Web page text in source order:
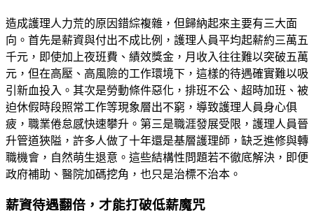
造成護理人力荒的原因錯綜複雜，但歸納起來主要有三大面
向。首先是薪資與付出不成比例，護理人員平均起薪約三萬五
千元，即使加上夜班費、績效獎金，月收入往往難以突破五萬
元，但在高壓、高風險的工作環境下，這樣的待遇確實難以吸
引新血投入。其次是勞動條件惡化，排班不公、超時加班、被
迫休假時段照常工作等現象層出不窮，導致護理人員身心俱
疲，職業倦怠感快速攀升。第三是職涯發展受限，護理人員晉
升管道狹隘，許多人做了十年還是基層護理師，缺乏進修與轉
職機會，自然萌生退意。這些結構性問題若不徹底解決，即便
政府補助、醫院加碼挖角，也只是治標不治本。
薪資待遇翻倍，才能打破低薪魔咒